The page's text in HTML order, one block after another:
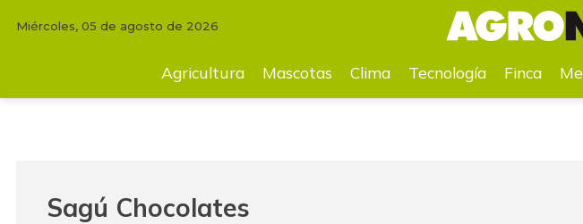
Mascotas Clima Tecnología Mercados Remedios
Miércoles, 05 de agosto de 2026
Agricultura Mascotas Clima Tecnología Finca
Sagú Chocolates